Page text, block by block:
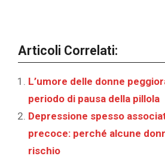
Articoli Correlati:
L’umore delle donne
periodo di pausa della pillola
Depressione spesso
precoce: perché alcune
rischio